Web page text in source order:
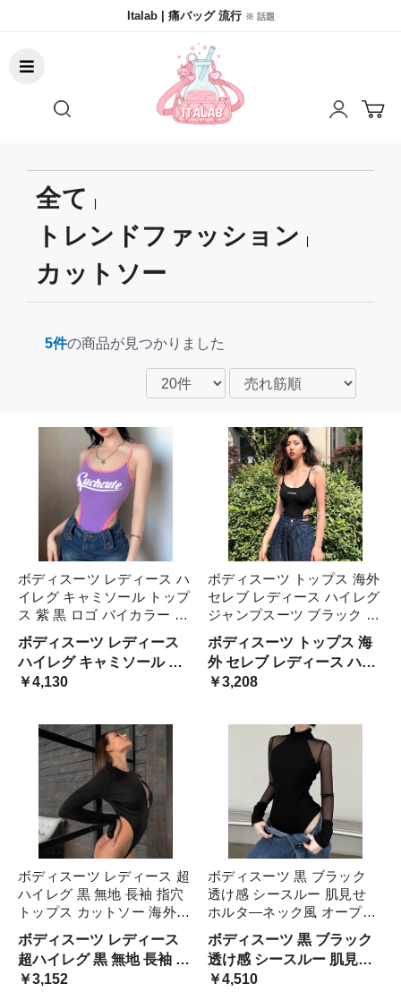
Italab | 痛バッグ 流行 ※ 話題
全て
トレンドファッション
カットソー
5件の商品が見つかりました
ボディスーツ レディース ハ
イレグ キャミソール トップ
ス 紫 黒 ロゴ バイカラー 個
性的 英文字 スポーティ 海
外 セレブ トレンド 流行 フ
ァッション 人気 コーデ ホ
ワイト 夏 秋 カジュ 春
ボディスーツ レディース
ハイレグ キャミソール ト
ップス 紫 黒 ロゴ バイカラ
￥4,130
ボディスーツ トップス 海外
セレブ レディース ハイレグ
ジャンプスーツ ブラック 無
地 ノースリーブ キャミソー
ル 袖なし 肌見せ サスペン
ダー 調節可能 トレンド フ
ァッション 人気 コー 流行
ボディスーツ トップス 海
外 セレブ レディース ハイ
レグ ジャンプスーツ ブラ
￥3,208
ボディスーツ レディース 超
ハイレグ 黒 無地 長袖 指穴
トップス カットソー 海外
セレブ トレンド 流行 ファ
ッション 人気 コーデ ブラ
ック 春 夏 秋 タイト 細身 か
っこいい カジュアル
ボディスーツ レディース
超ハイレグ 黒 無地 長袖 指
穴 トップス カットソー 海
￥3,152
ボディスーツ 黒 ブラック
透け感 シースルー 肌見せ
ホルタ―ネック風 オープン
バック風 海外セレブ 長袖
スリム トップス カットソー
タイト 細身 かわいい 大人
可愛い きれいめ 異素材MIX
ボディスーツ 黒 ブラック
透け感 シースルー 肌見せ
ホルタ―ネック風 オープン
￥4,510